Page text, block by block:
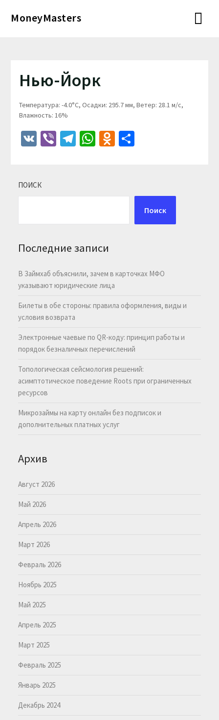
MoneyMasters
Нью-Йорк
Температура: -4.0°C, Осадки: 295.7 мм, Ветер: 28.1 м/с,
Влажность: 16%
VKViberTelegram
WhatsApp
Odnoklassniki
Отправить
ПОИСК
Поиск
Последние записи
В Займхаб объяснили, зачем в карточках МФО
указывают юридические лица
Билеты в обе стороны: правила оформления, виды и
условия возврата
Электронные чаевые по QR-коду: принцип работы и
порядок безналичных перечислений
Топологическая сейсмология решений:
асимптотическое поведение Roots при ограниченных
ресурсов
Микрозаймы на карту онлайн без подписок и
дополнительных платных услуг
Архив
Август 2026
Май 2026
Апрель 2026
Март 2026
Февраль 2026
Ноябрь 2025
Май 2025
Апрель 2025
Март 2025
Февраль 2025
Январь 2025
Декабрь 2024